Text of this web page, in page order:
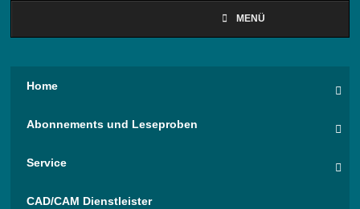
MENÜ
Home
Abonnements und Leseproben
Service
CAD/CAM Dienstleister